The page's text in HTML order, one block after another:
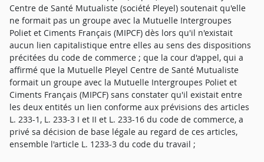
Centre de Santé Mutualiste (société Pleyel) soutenait qu'elle
ne formait pas un groupe avec la Mutuelle Intergroupes
Poliet et Ciments Français (MIPCF) dès lors qu'il n'existait
aucun lien capitalistique entre elles au sens des dispositions
précitées du code de commerce ; que la cour d'appel, qui a
affirmé que la Mutuelle Pleyel Centre de Santé Mutualiste
formait un groupe avec la Mutuelle Intergroupes Poliet et
Ciments Français (MIPCF) sans constater qu'il existait entre
les deux entités un lien conforme aux prévisions des articles
L. 233-1, L. 233-3 I et II et L. 233-16 du code de commerce, a
privé sa décision de base légale au regard de ces articles,
ensemble l'article L. 1233-3 du code du travail ;